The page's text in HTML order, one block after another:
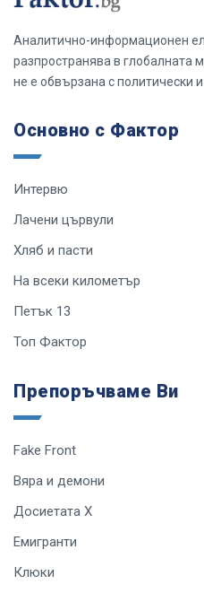
Аналитично-информационен
разпространява в глобалната
не е обвързана с политически
Основно с Фактор
Интервю
Лачени цървули
Хляб и пасти
На всеки километър
Петък 13
Топ Фактор
Препоръчваме Ви
Fake Front
Вяра и демони
Досиетата Х
Емигранти
Клюки